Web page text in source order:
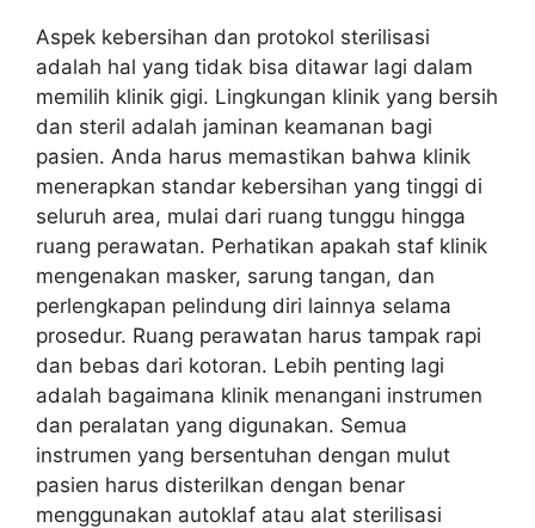
Aspek kebersihan dan protokol sterilisasi
adalah hal yang tidak bisa ditawar lagi dalam
memilih klinik gigi. Lingkungan klinik yang bersih
dan steril adalah jaminan keamanan bagi
pasien. Anda harus memastikan bahwa klinik
menerapkan standar kebersihan yang tinggi di
seluruh area, mulai dari ruang tunggu hingga
ruang perawatan. Perhatikan apakah staf klinik
mengenakan masker, sarung tangan, dan
perlengkapan pelindung diri lainnya selama
prosedur. Ruang perawatan harus tampak rapi
dan bebas dari kotoran. Lebih penting lagi
adalah bagaimana klinik menangani instrumen
dan peralatan yang digunakan. Semua
instrumen yang bersentuhan dengan mulut
pasien harus disterilkan dengan benar
menggunakan autoklaf atau alat sterilisasi